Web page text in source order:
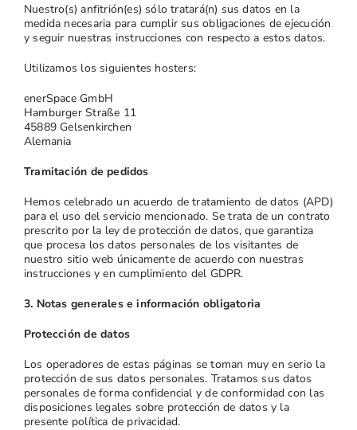
Nuestro(s) anfitrión(es) sólo tratará(n) sus datos en la
medida necesaria para cumplir sus obligaciones de ejecución
y seguir nuestras instrucciones con respecto a estos datos.
Utilizamos los siguientes hosters:
enerSpace GmbH
Hamburger Straße 11
45889 Gelsenkirchen
Alemania
Tramitación de pedidos
Hemos celebrado un acuerdo de tratamiento de datos (APD)
para el uso del servicio mencionado. Se trata de un contrato
prescrito por la ley de protección de datos, que garantiza
que procesa los datos personales de los visitantes de
nuestro sitio web únicamente de acuerdo con nuestras
instrucciones y en cumplimiento del GDPR.
3. Notas generales e información obligatoria
Protección de datos
Los operadores de estas páginas se toman muy en serio la
protección de sus datos personales. Tratamos sus datos
personales de forma confidencial y de conformidad con las
disposiciones legales sobre protección de datos y la
presente política de privacidad.